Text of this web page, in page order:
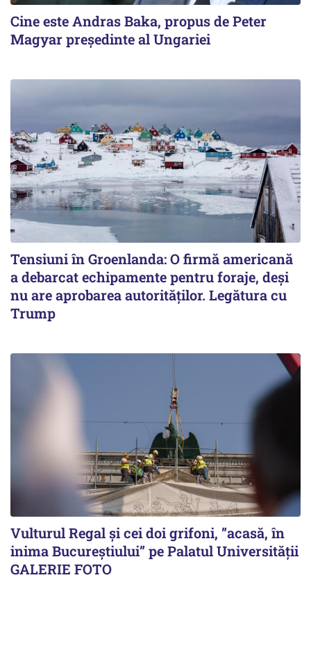
Cine este Andras Baka, propus de Peter
Magyar președinte al Ungariei
Tensiuni în Groenlanda: O firmă americană
a debarcat echipamente pentru foraje, deși
nu are aprobarea autorităților. Legătura cu
Trump
Vulturul Regal și cei doi grifoni, ”acasă, în
inima Bucureștiului” pe Palatul Universității
GALERIE FOTO